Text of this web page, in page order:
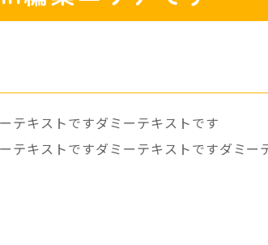
テキストですダミーテキストです
テキストですダミーテキストですダミー